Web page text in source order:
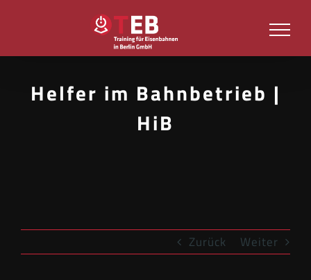
springen
Helfer im Bahnbetrieb |
HiB
Zurück Weiter